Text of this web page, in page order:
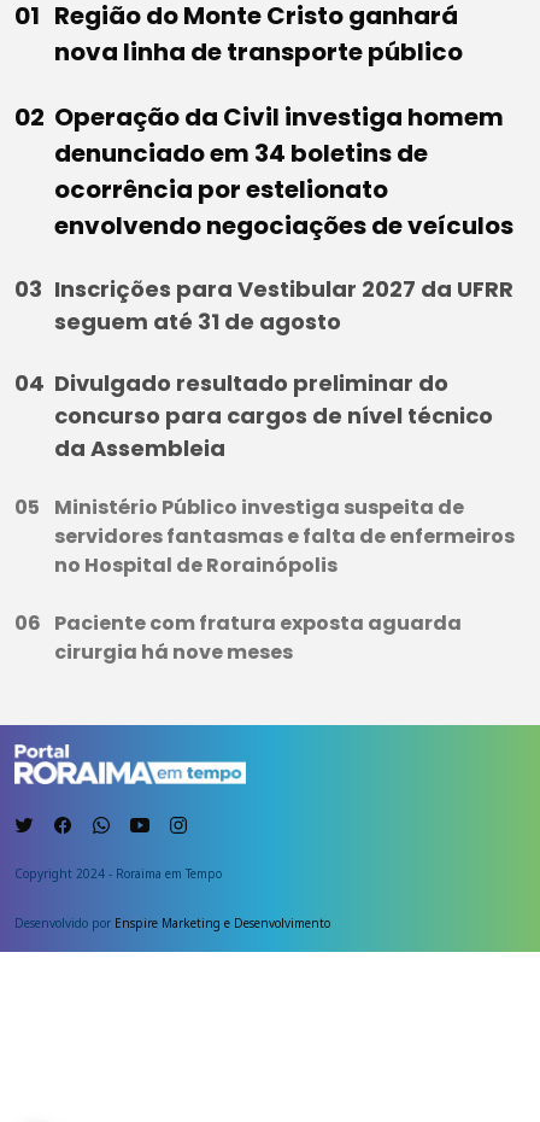
Região do Monte Cristo ganhará
nova linha de transporte público
Operação da Civil investiga homem
denunciado em 34 boletins de
ocorrência por estelionato
envolvendo negociações de veículos
Inscrições para Vestibular 2027 da UFRR
seguem até 31 de agosto
Divulgado resultado preliminar do
concurso para cargos de nível técnico
da Assembleia
Ministério Público investiga suspeita de
servidores fantasmas e falta de enfermeiros
no Hospital de Rorainópolis
Paciente com fratura exposta aguarda
cirurgia há nove meses
Copyright 2024 - Roraima em Tempo
Desenvolvido por Enspire Marketing e Desenvolvimento